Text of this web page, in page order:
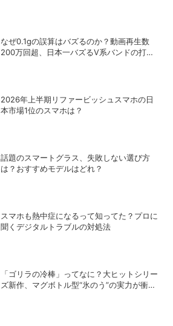
なぜ0.1gの誤算はバズるのか？動画再生数
200万回超、日本一バズるV系バンドの打算
2026年上半期リファービッシュスマホの日
本市場1位のスマホは？
話題のスマートグラス、失敗しない選び方
は？おすすめモデルはどれ？
スマホも熱中症になるって知ってた？プロに
聞くデジタルトラブルの対処法
「ゴリラの冷棒」ってなに？大ヒットシリー
ズ新作、マグボトル型“氷のう”の実力が衝撃